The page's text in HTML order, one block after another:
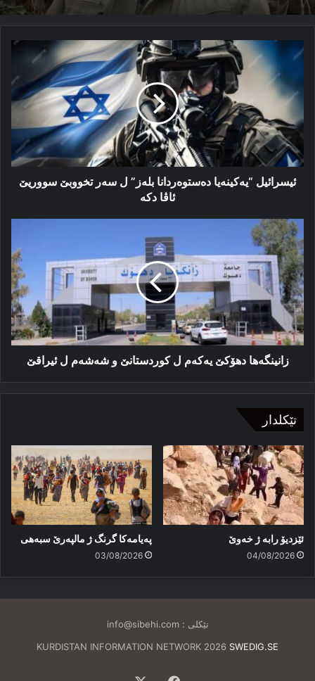
ئیسرائیل
“یه‌کینه‌یا
ده‌ستوه‌ردانا
بله‌ز”
ل
سه‌ر
تخووبێ
سووریێ
ئاڤا
دکه‌
ئیسرائیل “یه‌کینه‌یا ده‌ستوه‌ردانا بله‌ز” ل سه‌ر تخووبێ سووریێ
ئاڤا دکه‌
زانینگه‌ها
دهۆکێ
یه‌که‌م
ل
کوردستانێ
و
شه‌شەم ل
ئیراقێ
زانینگه‌ها دهۆکێ یه‌که‌م ل کوردستانێ و شه‌شەم ل ئیراقێ
تێکلدار
ئێزدیۆ رابە ژ خەوێ
04/08/2026
پەیامەكا گرنگ ژ مالپەرێ سبەهی
03/08/2026
تێکلی :info@sibehi.com
KURDISTAN INFORMATION NETWORK 2026 SWEDIG.SE